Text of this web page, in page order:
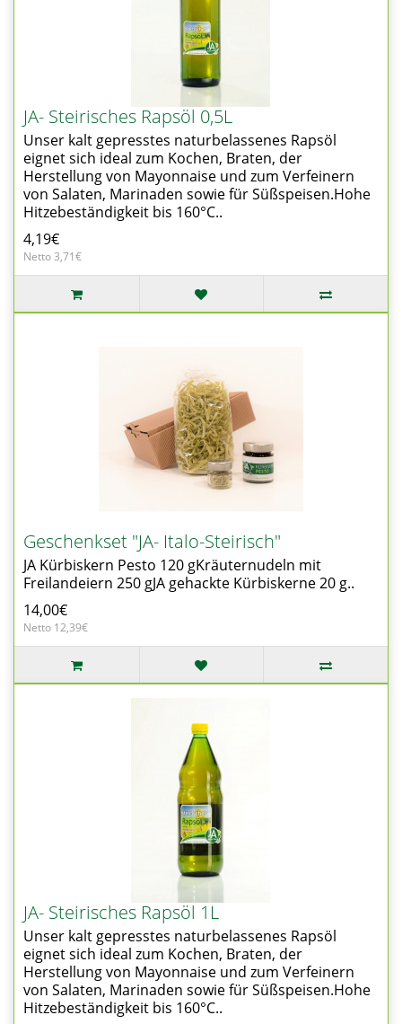
JA- Steirisches Rapsöl 0,5L
Unser kalt gepresstes naturbelassenes Rapsöl
eignet sich ideal zum Kochen, Braten, der
Herstellung von Mayonnaise und zum Verfeinern
von Salaten, Marinaden sowie für Süßspeisen.Hohe
Hitzebeständigkeit bis 160°C..
4,19€
Netto 3,71€
Geschenkset "JA- Italo-Steirisch"
JA Kürbiskern Pesto 120 gKräuternudeln mit
Freilandeiern 250 gJA gehackte Kürbiskerne 20 g..
14,00€
Netto 12,39€
JA- Steirisches Rapsöl 1L
Unser kalt gepresstes naturbelassenes Rapsöl
eignet sich ideal zum Kochen, Braten, der
Herstellung von Mayonnaise und zum Verfeinern
von Salaten, Marinaden sowie für Süßspeisen.Hohe
Hitzebeständigkeit bis 160°C..